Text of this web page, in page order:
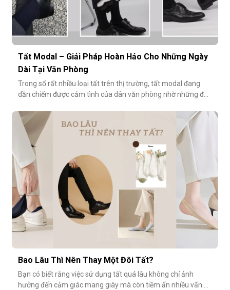
Tất Modal – Giải Pháp Hoàn Hảo Cho Những Ngày
Dài Tại Văn Phòng
Trong số rất nhiều loại tất trên thị trường, tất modal đang
dần chiếm được cảm tình của dân văn phòng nhờ những đặc
cùng khám phá vì sao tất modal lại được xem là lựa chọn lý
tưởng cho những ngày dài tại văn phòng.Khi đôi chân “lên
tiếng” s
Bao Lâu Thì Nên Thay Một Đôi Tất?
Bạn có biết rằng việc sử dụng tất quá lâu không chỉ ảnh
hưởng đến cảm giác mang giày mà còn tiềm ẩn nhiều vấn đề